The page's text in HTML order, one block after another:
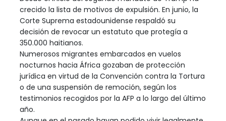
crecido la lista de motivos de expulsión. En junio, la
Corte Suprema estadounidense respaldó su
decisión de revocar un estatuto que protegía a
350.000 haitianos.
Numerosos migrantes embarcados en vuelos
nocturnos hacia África gozaban de protección
jurídica en virtud de la Convención contra la Tortura
o de una suspensión de remoción, según los
testimonios recogidos por la AFP a lo largo del último
año.